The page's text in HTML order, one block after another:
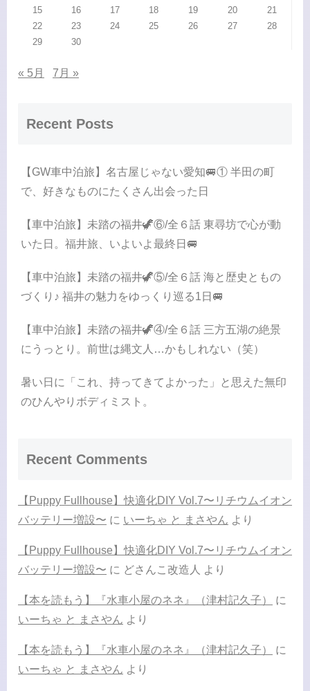
15
16 17 18 19 20
21
22
23 24 25 26 27
28
29
30
« 5月 7月 »
Recent Posts
【GW車中泊旅】名古屋じゃない愛知🚐① 半田の町
で、好きなものにたくさん出会った日
【車中泊旅】未踏の福井🦖⑥/全６話 東尋坊で心が動
いた日。福井旅、いよいよ最終日🚐
【車中泊旅】未踏の福井🦖⑤/全６話 海と歴史ともの
づくり♪ 福井の魅力をゆっくり巡る1日🚐
【車中泊旅】未踏の福井🦖④/全６話 三方五湖の絶景
にうっとり。前世は縄文人…かもしれない（笑）
暑い日に「これ、持ってきてよかった」と思えた無印
のひんやりボディミスト。
Recent Comments
【Puppy Fullhouse】快適化DIY Vol.7〜リチウムイオン
バッテリー増設〜 に いーちゃ と まさやん より
【Puppy Fullhouse】快適化DIY Vol.7〜リチウムイオン
バッテリー増設〜 に どさんこ改造人 より
【本を読もう】『水車小屋のネネ』（津村記久子）
に
いーちゃ と まさやん より
【本を読もう】『水車小屋のネネ』（津村記久子）
に
いーちゃ と まさやん より